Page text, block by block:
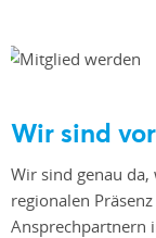
Wir sind
Wir sind genau
regionalen
Ansprechpartnern